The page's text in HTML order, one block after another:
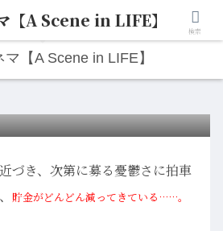
ら始まる。映画と写真と日々のこと。
【A Scene in LIFE】
づき、次第に募る憂鬱さに拍車
貯金がどんどん減ってきている……。
【A Scene in LIFE】 検索